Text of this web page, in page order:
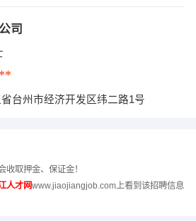
司
台州市经济开发区纬二路1号
收取押金、保证金！
人才网www.jiaojiangjob.com上看到该招聘信息